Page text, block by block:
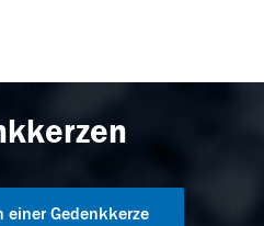
einer Gedenkkerze